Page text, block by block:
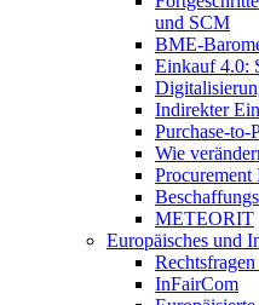
und SCM
BME-
Einkauf 4.0:
Indirekter
Purchase-to-
Wie
Procurement
METEORIT
Europäisches und
InFairCom